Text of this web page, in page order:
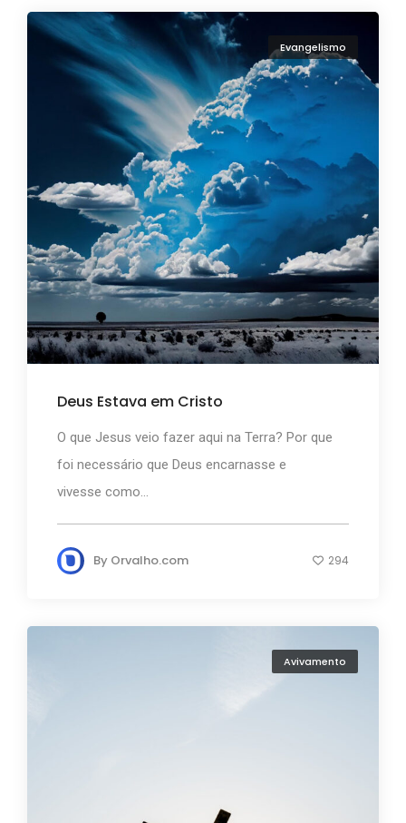
Evangelismo
Deus Estava em Cristo
O que Jesus veio fazer aqui na Terra? Por que
foi necessário que Deus encarnasse e
vivesse como...
By Orvalho.com 294
Avivamento